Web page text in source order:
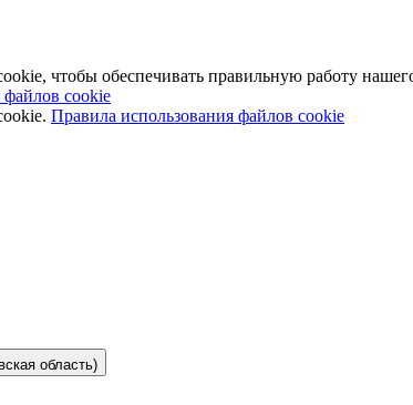
чтобы обеспечивать правильную работу
файлов cookie
Правила использования файлов cookie
область)